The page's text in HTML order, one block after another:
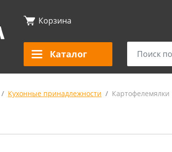
Корзина
Каталог
Кухонные принадлежности Картофелемялки